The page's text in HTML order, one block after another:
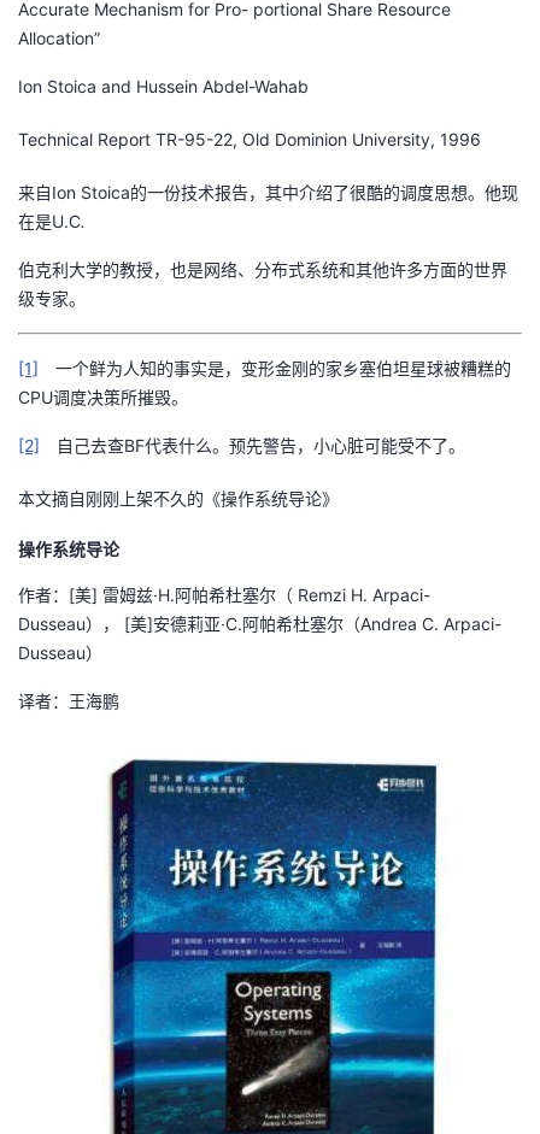
Accurate Mechanism for Pro- portional Share Resource
Allocation”
Ion Stoica and Hussein Abdel-Wahab
Technical Report TR-95-22, Old Dominion University, 1996
来自Ion Stoica的一份技术报告，其中介绍了很酷的调度思想。他现
在是U.C.
伯克利大学的教授，也是网络、分布式系统和其他许多方面的世界
级专家。
[1] 一个鲜为人知的事实是，变形金刚的家乡塞伯坦星球被糟糕的
CPU调度决策所摧毁。
[2] 自己去查BF代表什么。预先警告，小心脏可能受不了。
本文摘自刚刚上架不久的《操作系统导论》
操作系统导论
作者：[美] 雷姆兹·H.阿帕希杜塞尔（ Remzi H. Arpaci-
Dusseau）， [美]安德莉亚·C.阿帕希杜塞尔（Andrea C. Arpaci-
Dusseau）
译者：王海鹏